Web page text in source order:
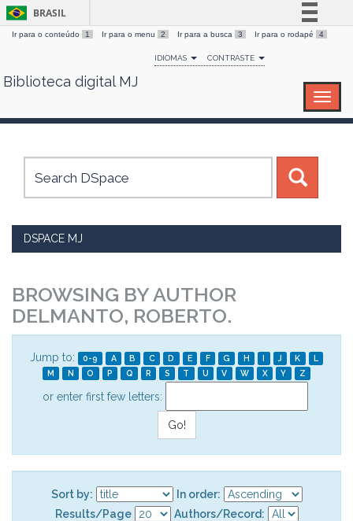
Skip
BRASIL
Simplifique!
Comunica BR
Canais
Ir para o conteúdo 1 Ir para o menu 2 Ir para a busca 3 Ir para o rodapé 4
IDIOMAS CONTRASTE
Biblioteca digital MJ
DSPACE MJ
BROWSING BY AUTHOR
DELMANTO, ROBERTO.
Jump to: 0-9 A B C D E F G H I J K
L
M
N O P Q R S T U V W X Y Z
or enter first few letters:
Sort by:
In order:
Results/Page
Authors/Record: